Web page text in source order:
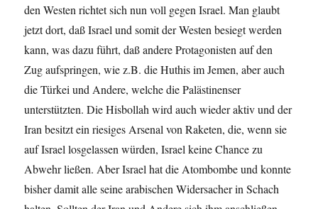
den Westen richtet sich nun voll gegen Israel. Man glaubt
jetzt dort, daß Israel und somit der Westen besiegt werden
kann, was dazu führt, daß andere Protagonisten auf den
Zug aufspringen, wie z.B. die Huthis im Jemen, aber auch
die Türkei und Andere, welche die Palästinenser
unterstützten. Die Hisbollah wird auch wieder aktiv und der
Iran besitzt ein riesiges Arsenal von Raketen, die, wenn sie
auf Israel losgelassen würden, Israel keine Chance zu
Abwehr ließen. Aber Israel hat die Atombombe und konnte
bisher damit alle seine arabischen Widersacher in Schach